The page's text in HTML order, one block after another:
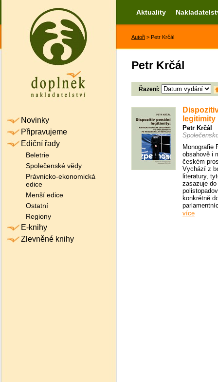
Novinky
Připravujeme
Ediční řady
Beletrie
Společenské vědy
Právnicko-ekonomická
edice
Menší edice
Ostatní
Regiony
E-knihy
Zlevněné knihy
Aktuality
Autoři > Petr Krčál
Petr Krčál
Řazení:
legitimity
Petr Krčál
Monografie
obsahově i
českém
Vychází z
literatury,
zasazuje
konkrétně
více